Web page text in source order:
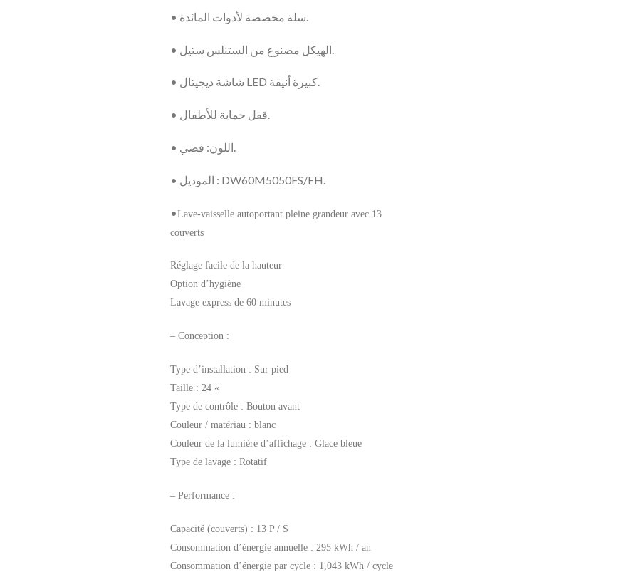
• شاشة ديجيتال LED كبيرة أنيقة.
• قفل حماية للأطفال.
• اللون: فضي.
• الموديل : DW60M5050FS/FH.
•Lave-vaisselle autoportant pleine grandeur avec 13
couverts
Réglage facile de la hauteur
Option d’hygiène
Lavage express de 60 minutes
– Conception :
Type d’installation : Sur pied
Taille : 24 «
Type de contrôle : Bouton avant
Couleur / matériau : blanc
Couleur de la lumière d’affichage : Glace bleue
Type de lavage : Rotatif
– Performance :
Capacité (couverts) : 13 P / S
Consommation d’énergie annuelle : 295 kWh / an
Consommation d’énergie par cycle : 1,043 kWh / cycle